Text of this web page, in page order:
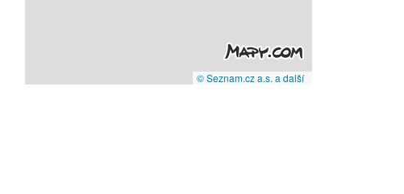
© Seznam.cz a.s. a další